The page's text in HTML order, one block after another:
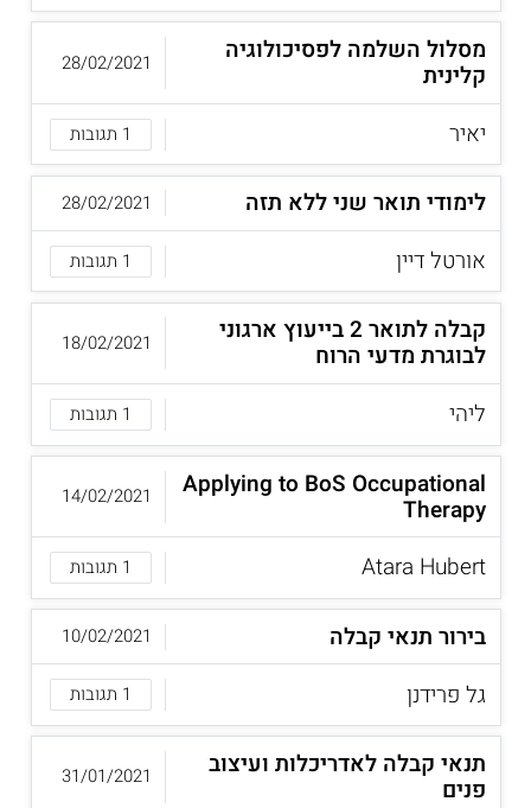
מסלול השלמה לפסיכולוגיה
קלינית
יאיר
1 תגובות
28/02/2021
לימודי תואר שני ללא תזה
אורטל דיין
1 תגובות
28/02/2021
קבלה לתואר 2 בייעוץ ארגוני
לבוגרת מדעי הרוח
ליהי
1 תגובות
18/02/2021
Applying to BoS Occupational
Therapy
Atara Hubert
1 תגובות
14/02/2021
בירור תנאי קבלה
גל פרידנן
1 תגובות
10/02/2021
תנאי קבלה לאדריכלות ועיצוב
פנים
31/01/2021